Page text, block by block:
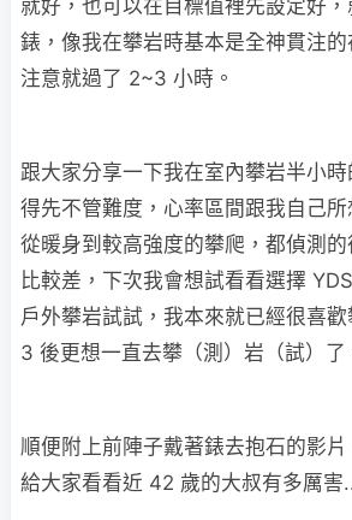
就好，也可以在目標值裡先設定好
錶，像我在攀岩時基本是全神貫注
注意就過了 2~3 小時。
跟大家分享一下我在室內攀岩半小
得先不管難度，心率區間跟我自己所
從暖身到較高強度的攀爬，都偵測
比較差，下次我會想試看看選擇
戶外攀岩試試，我本來就已經很喜
3 後更想一直去攀（測）岩（試）了
順便附上前陣子戴著錶去抱石的影
給大家看看近 42 歲的大叔有多厲害